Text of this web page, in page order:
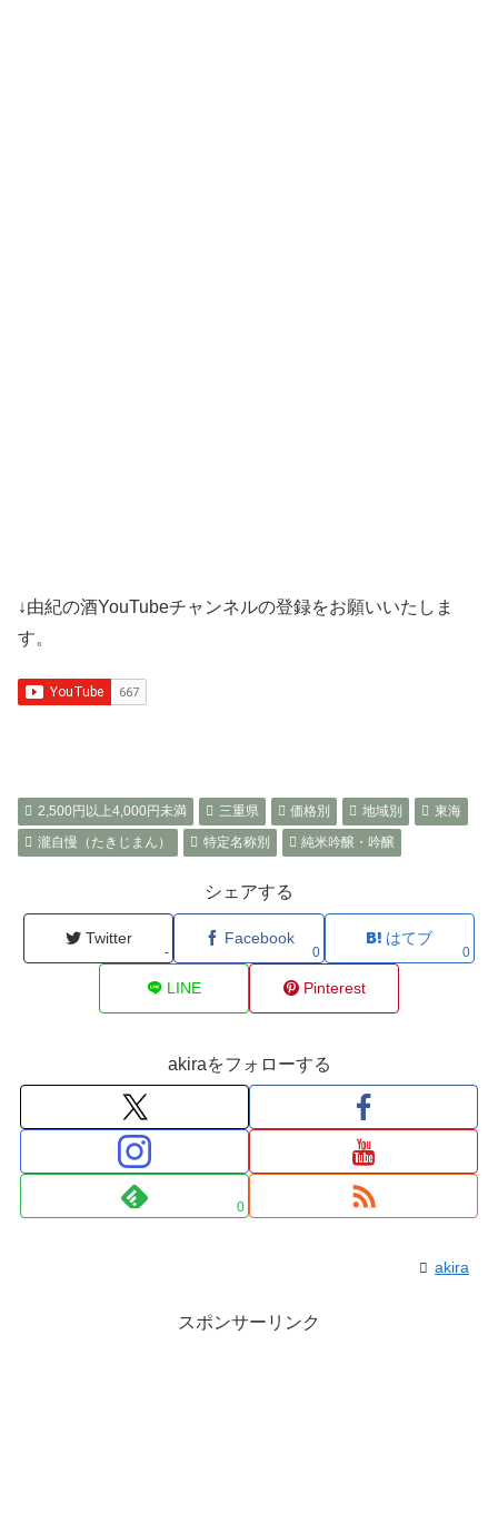
↓由紀の酒YouTubeチャンネルの登録をお願いいたしま
す。
2,500円以上4,000円未満 三重県 価格別 地域別
東海
瀧自慢（たきじまん）
特定名称別 純米吟醸・吟醸
シェアする
Twitter
-
Facebook
0
はてブ
0
LINE Pinterest
akiraをフォローする
0
akira
スポンサーリンク